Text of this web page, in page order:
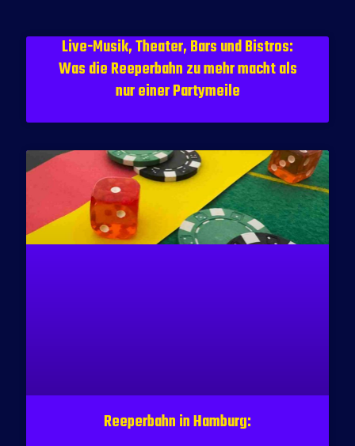
Live-Musik, Theater, Bars und Bistros:
Was die Reeperbahn zu mehr macht als
nur einer Partymeile
Reeperbahn in Hamburg: